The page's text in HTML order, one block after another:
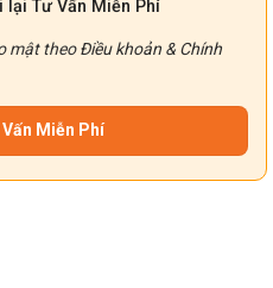
lại Tư Vấn Miễn Phí
mật theoĐiều khoản & Chính